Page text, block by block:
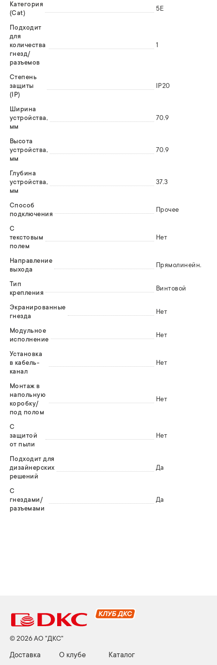
Категория
(Cat)
5E
Подходит
для
количества
гнезд/
разъемов
1
Степень
защиты
(IP)
IP20
Ширина
устройства,
мм
70.9
Высота
устройства,
мм
70.9
Глубина
устройства,
мм
37.3
Способ
подключения
Прочее
С
текстовым
полем
Нет
Направление
выхода
Прямолинейн.
Тип
крепления
Винтовой
Экранированные
гнезда
Нет
Модульное
исполнение
Нет
Установка
в кабель-
канал
Нет
Монтаж в
напольную
коробку/
под полом
Нет
С
защитой
от пыли
Нет
Подходит для
дизайнерских
решений
Да
С
гнездами/
разъемами
Да
© 2026 АО "ДКС"
Доставка О клубе Каталог